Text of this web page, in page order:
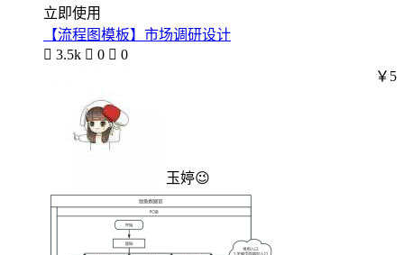
立即使用
【流程图模板】市场调研设计
 3.5k  0  0
玉婷😉
￥5